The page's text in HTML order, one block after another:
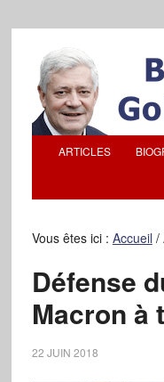
ARTICLES
Vous êtes ici : Accueil /
Défense
Macron à
22 JUIN 2018